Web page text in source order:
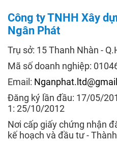
Công ty TNHH Xây
Ngân Phát
Trụ sở: 15 Thanh Nhàn -
Mã số doanh nghiệp:
Email:
Đăng ký lần đầu: 17/05/
1: 25/10/2012
Nơi cấp giấy chứng nhận
kế hoạch và đầu tư -